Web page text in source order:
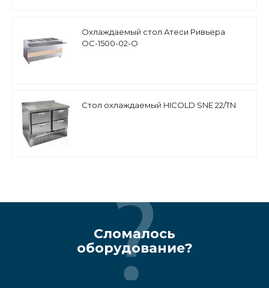
Охлаждаемый стол Атеси Ривьера
ОС-1500-02-О
Стол охлаждаемый HICOLD SNE 22/TN
Сломалось
оборудование?